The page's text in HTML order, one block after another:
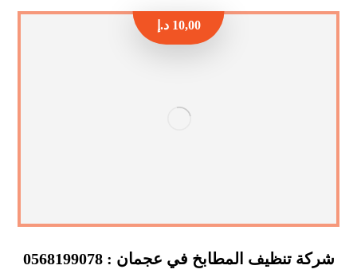
شركة تنظيف المطابخ في عجمان : 0568199078
10,00 د.إ